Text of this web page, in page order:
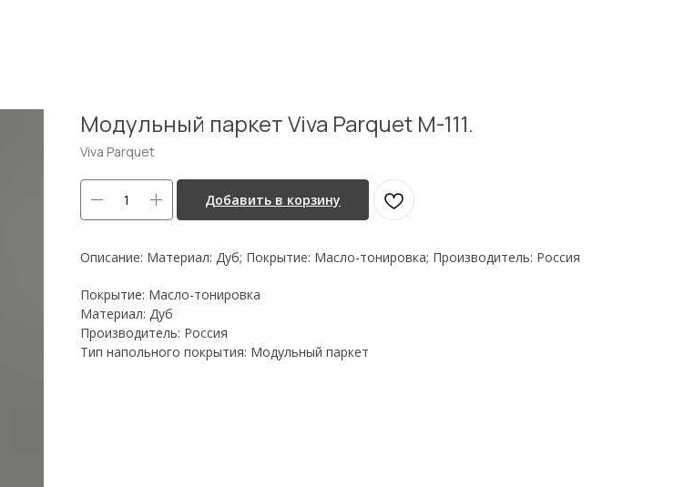
Модульный паркет Viva Parquet M-111.
Viva Parquet
Добавить в корзину
Описание: Материал: Дуб; Покрытие: Масло-тонировка; Производитель: Россия
Покрытие: Масло-тонировка
Материал: Дуб
Производитель: Россия
Тип напольного покрытия: Модульный паркет